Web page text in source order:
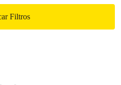
Filtros